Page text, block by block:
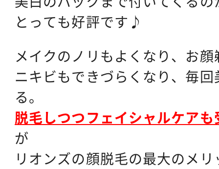
とっても好評です♪
メイクのノリもよくなり、お
ニキビもできづらくなり、毎
る。
脱毛しつつフェイシャルケア
が
リオンズの顔脱毛の最大のメリ